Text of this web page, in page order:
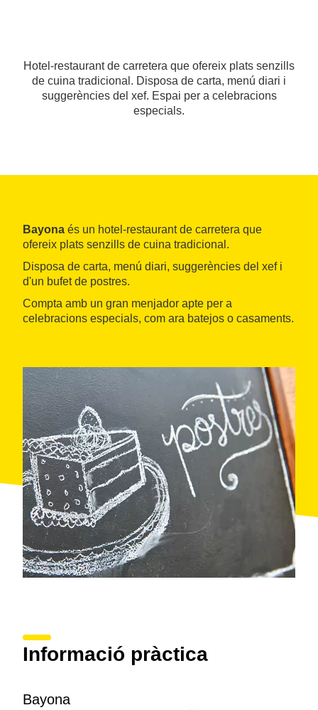
Hotel-restaurant de carretera que ofereix plats senzills
de cuina tradicional. Disposa de carta, menú diari i
suggerències del xef. Espai per a celebracions
especials.
Bayona és un hotel-restaurant de carretera que
ofereix plats senzills de cuina tradicional.
Disposa de carta, menú diari, suggerències del xef i
d'un bufet de postres.
Compta amb un gran menjador apte per a
celebracions especials, com ara batejos o casaments.
Informació pràctica
Bayona